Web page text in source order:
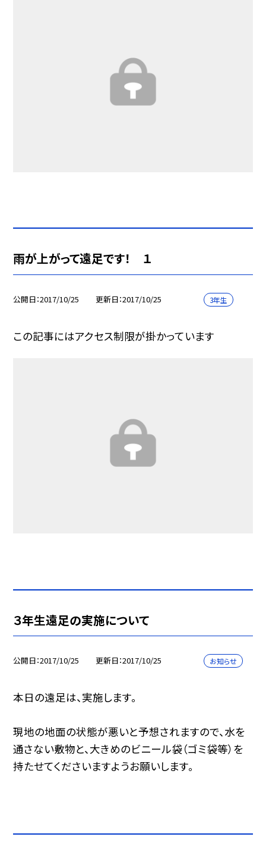
雨が上がって遠足です！ １
公開日 2017/10/25 更新日 2017/10/25 3年生
この記事にはアクセス制限が掛かっています
３年生遠足の実施について
公開日 2017/10/25 更新日 2017/10/25 お知らせ
本日の遠足は、実施します。
現地の地面の状態が悪いと予想されますので、水を
通さない敷物と、大きめのビニール袋（ゴミ袋等）を
持たせてくださいますようお願いします。